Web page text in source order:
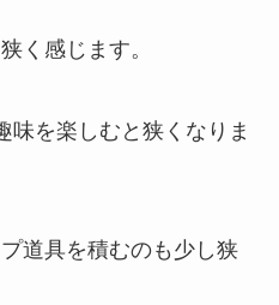
く感じます。
味を楽しむと狭くなりま
道具を積むのも少し狭